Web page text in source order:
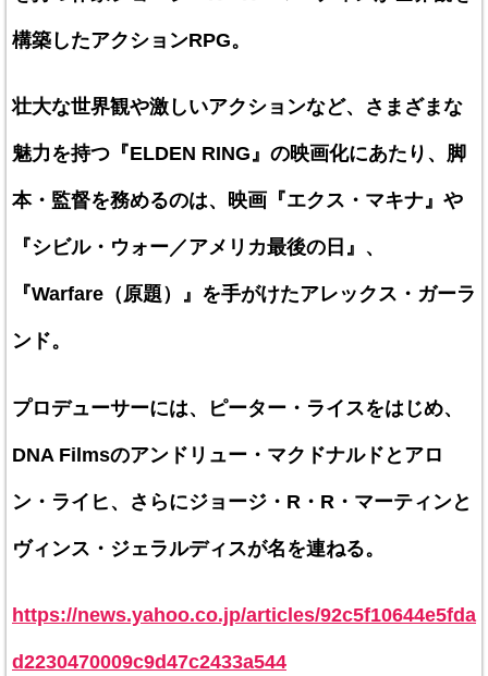
構築したアクションRPG。
壮大な世界観や激しいアクションなど、さまざまな
魅力を持つ『ELDEN RING』の映画化にあたり、脚
本・監督を務めるのは、映画『エクス・マキナ』や
『シビル・ウォー／アメリカ最後の日』、
『Warfare（原題）』を手がけたアレックス・ガーラ
ンド。
プロデューサーには、ピーター・ライスをはじめ、
DNA Filmsのアンドリュー・マクドナルドとアロ
ン・ライヒ、さらにジョージ・R・R・マーティンと
ヴィンス・ジェラルディスが名を連ねる。
https://news.yahoo.co.jp/articles/92c5f10644e5fda
d2230470009c9d47c2433a544